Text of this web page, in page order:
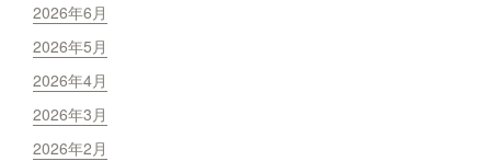
2026年6月
2026年5月
2026年4月
2026年3月
2026年2月